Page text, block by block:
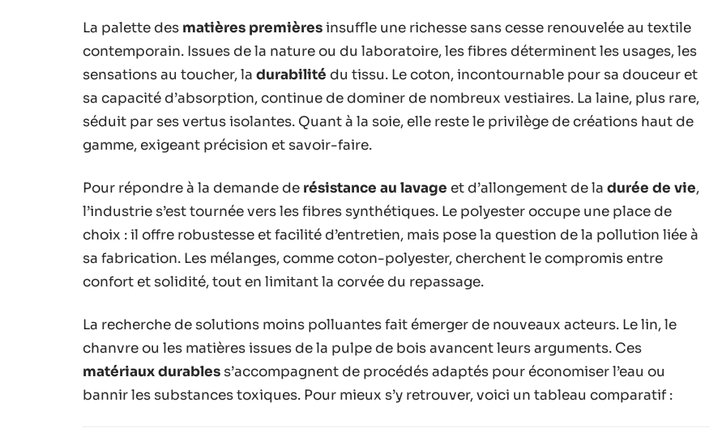
La palette des matières premièresinsuffle une richesse sans cesse renouvelée au textile
contemporain. Issues de la nature ou du laboratoire, les fibres déterminent les usages, les
sensations au toucher, la durabilité du tissu. Le coton, incontournable pour sa douceur et
sa capacité d’absorption, continue de dominer de nombreux vestiaires. La laine, plus rare,
séduit par ses vertus isolantes. Quant à la soie, elle reste le privilège de créations haut de
gamme, exigeant précision et savoir-faire.
Pour répondre à la demande de résistance au lavage et d’allongement de la durée de vie,
l’industrie s’est tournée vers les fibres synthétiques. Le polyester occupe une place de
choix : il offre robustesse et facilité d’entretien, mais pose la question de la pollution liée à
sa fabrication. Les mélanges, comme coton-polyester, cherchent le compromis entre
confort et solidité, tout en limitant la corvée du repassage.
La recherche de solutions moins polluantes fait émerger de nouveaux acteurs. Le lin, le
chanvre ou les matières issues de la pulpe de bois avancent leurs arguments. Ces
matériaux durables s’accompagnent de procédés adaptés pour économiser l’eau ou
bannir les substances toxiques. Pour mieux s’y retrouver, voici un tableau comparatif :